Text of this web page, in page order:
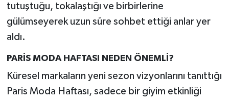
tutuştuğu, tokalaştığı ve birbirlerine
gülümseyerek uzun süre sohbet ettiği anlar yer
aldı.
PARİS MODA HAFTASI NEDEN ÖNEMLİ?
Küresel markaların yeni sezon vizyonlarını tanıttığı
Paris Moda Haftası, sadece bir giyim etkinliği